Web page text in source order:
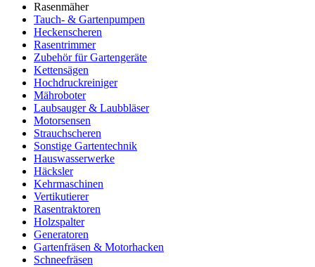
Rasenmäher
Tauch- & Gartenpumpen
Heckenscheren
Rasentrimmer
Zubehör für Gartengeräte
Kettensägen
Hochdruckreiniger
Mähroboter
Laubsauger & Laubbläser
Motorsensen
Strauchscheren
Sonstige Gartentechnik
Hauswasserwerke
Häcksler
Kehrmaschinen
Vertikutierer
Rasentraktoren
Holzspalter
Generatoren
Gartenfräsen & Motorhacken
Schneefräsen